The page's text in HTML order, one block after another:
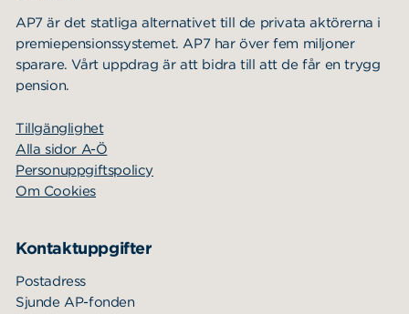
AP7 är det statliga alternativet till de privata aktörerna i
premiepensionssystemet. AP7 har över fem miljoner
sparare. Vårt uppdrag är att bidra till att de får en trygg
pension.
Tillgänglighet
Alla sidor A-Ö
Personuppgiftspolicy
Om Cookies
Kontaktuppgifter
Postadress
Sjunde AP-fonden